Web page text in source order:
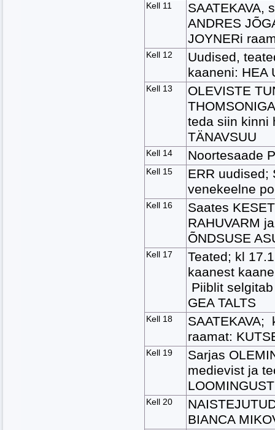
Kell 11
SAATEKAVA,
ANDRES
JOYNERi
Kell 12
Uudised,
kaaneni: HEA
Kell 13
OLEVISTE
teda siin kinni
TÄNAVSUU
Kell 14 Noortesaade
Kell 15
ERR uudised;
venekeelne
Kell 16
Saates
RAHUVARM
ÕNDSUSE
Kell 17
Teated; kl
kaanest
Piiblit
GEA TALTS
Kell 18
SAATEKAVA;
raamat:
Kell 19
Sarjas
medievist ja
LOOMINGUST
Kell 20
BIANCA